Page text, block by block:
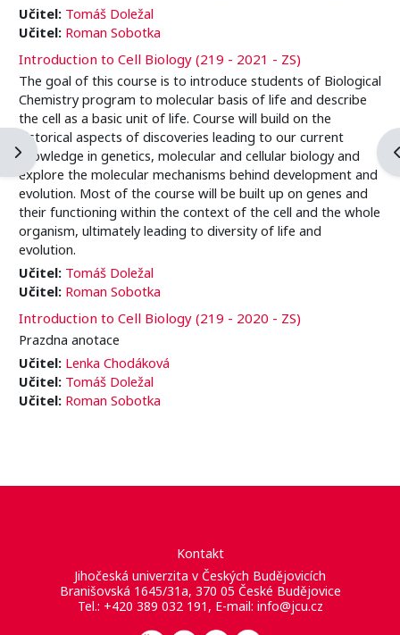
Otevřít panel bloku
Učitel: Tomáš Doležal
Učitel: Roman Sobotka
Introduction to Cell Biology (219 - 2021 - ZS)
The goal of this course is to introduce students of Biological
Chemistry program to molecular basis of life and describe
the cell as a basic unit of life. Course will build on the
historical aspects of discoveries leading to our current
knowledge in genetics, molecular and cellular biology and
explore the molecular mechanisms behind development and
evolution. Most of the course will be built up on genes and
their functioning within the context of the cell and the whole
organism, ultimately leading to diversity of life and
evolution.
Učitel: Tomáš Doležal
Učitel: Roman Sobotka
Introduction to Cell Biology (219 - 2020 - ZS)
Prazdna anotace
Učitel: Lenka Chodáková
Učitel: Tomáš Doležal
Učitel: Roman Sobotka
Kontakt
Jihočeská univerzita v Českých Budějovicích
Branišovská 1645/31a, 370 05 České Budějovice
Tel.: +420 389 032 191, E-mail: info@jcu.cz